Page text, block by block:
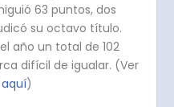
63 puntos, dos
su octavo título.
año un total de 102
difícil de igualar. (Ver
aquí)